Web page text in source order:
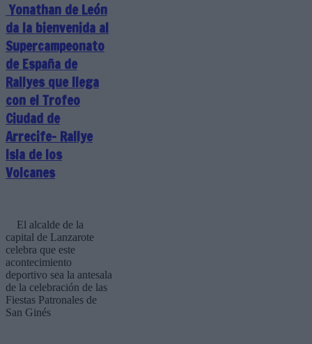
Yonathan de León
da la bienvenida al
Supercampeonato
de España de
Rallyes que llega
con el Trofeo
Ciudad de
Arrecife- Rallye
Isla de los
Volcanes
El alcalde de la
capital de Lanzarote
celebra que este
acontecimiento
deportivo sea la antesala
de la celebración de las
Fiestas Patronales de
San Ginés